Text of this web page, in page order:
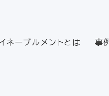
ネーブルメントとは 事